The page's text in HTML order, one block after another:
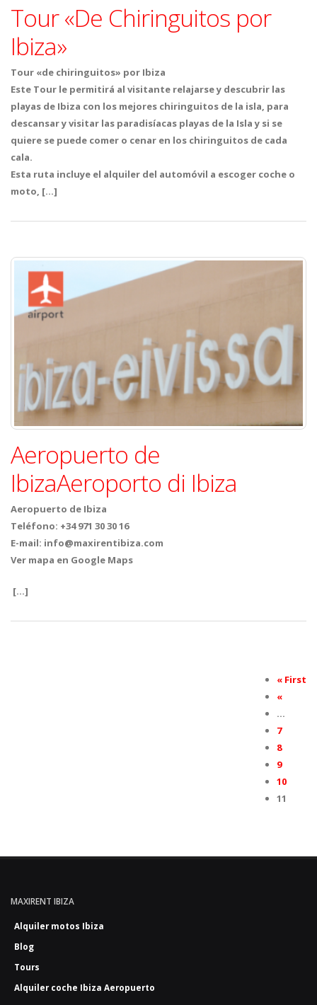
Tour «De Chiringuitos por
Ibiza»
Tour «de chiringuitos» por Ibiza
Este Tour le permitirá al visitante relajarse y descubrir las
playas de Ibiza con los mejores chiringuitos de la isla, para
descansar y visitar las paradisíacas playas de la Isla y si se
quiere se puede comer o cenar en los chiringuitos de cada
cala.
Esta ruta incluye el alquiler del automóvil a escoger coche o
moto, […]
Aeropuerto de
IbizaAeroporto di Ibiza
Aeropuerto de Ibiza
Teléfono: +34 971 30 30 16
E-mail: info@maxirentibiza.com
Ver mapa en Google Maps
[…]
« First
«
…
7
8
9
10
11
MAXIRENT IBIZA
Alquiler motos Ibiza
Blog
Tours
Alquiler coche Ibiza Aeropuerto